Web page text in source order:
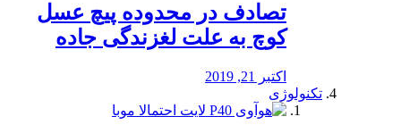
تصادف در محدوده پیچ عسل
کوچ به علت لغزندگی جاده
اکتبر 21, 2019
تکنولوژی